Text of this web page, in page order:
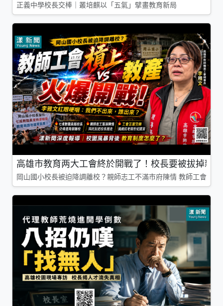
正義中學校長交棒｜叢培麒以「五氣」擘畫教育新局
高雄市教育两大工會終於開戰了！校長要被拔掉親
岡山國小校長被迫降調離校？親師志工不滿市府陳情 教師工會槓